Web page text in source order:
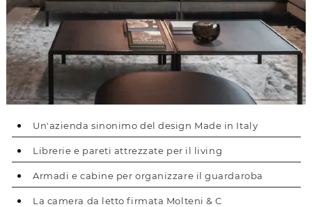
Un'azienda sinonimo del design Made in Italy
Librerie e pareti attrezzate per il living
Armadi e cabine per organizzare il guardaroba
La camera da letto firmata Molteni & C